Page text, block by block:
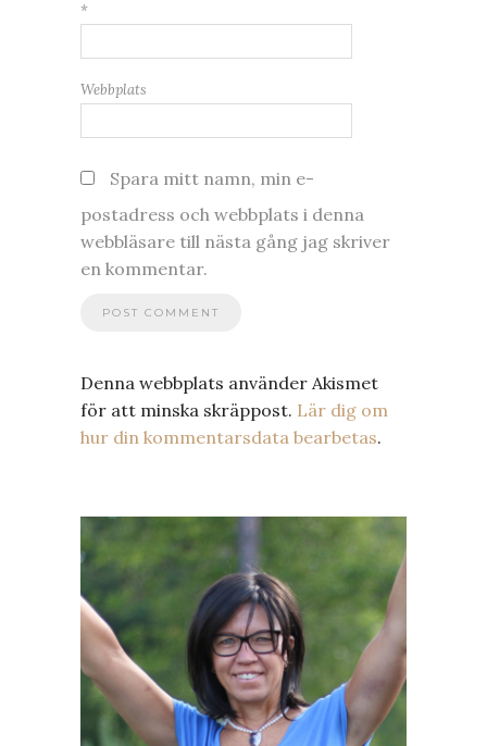
*
Webbplats
Spara mitt namn, min e-
postadress och webbplats i denna
webbläsare till nästa gång jag skriver
en kommentar.
Denna webbplats använder Akismet
för att minska skräppost. Lär dig om
hur din kommentarsdata bearbetas.